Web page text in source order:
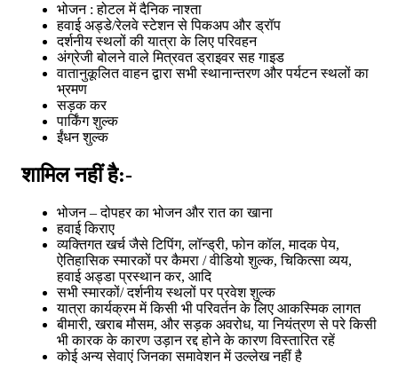
भोजन : होटल में दैनिक नाश्ता
हवाई अड्डे/रेलवे स्टेशन से पिकअप और ड्रॉप
दर्शनीय स्थलों की यात्रा के लिए परिवहन
अंग्रेजी बोलने वाले मित्रवत ड्राइवर सह गाइड
वातानुकूलित वाहन द्वारा सभी स्थानान्तरण और पर्यटन स्थलों का
भ्रमण
सड़क कर
पार्किंग शुल्क
ईंधन शुल्क
शामिल नहीं है:-
भोजन – दोपहर का भोजन और रात का खाना
हवाई किराए
व्यक्तिगत खर्च जैसे टिपिंग, लॉन्ड्री, फोन कॉल, मादक पेय,
ऐतिहासिक स्मारकों पर कैमरा / वीडियो शुल्क, चिकित्सा व्यय,
हवाई अड्डा प्रस्थान कर, आदि
सभी स्मारकों/ दर्शनीय स्थलों पर प्रवेश शुल्क
यात्रा कार्यक्रम में किसी भी परिवर्तन के लिए आकस्मिक लागत
बीमारी, खराब मौसम, और सड़क अवरोध, या नियंत्रण से परे किसी
भी कारक के कारण उड़ान रद्द होने के कारण विस्तारित रहें
कोई अन्य सेवाएं जिनका समावेशन में उल्लेख नहीं है